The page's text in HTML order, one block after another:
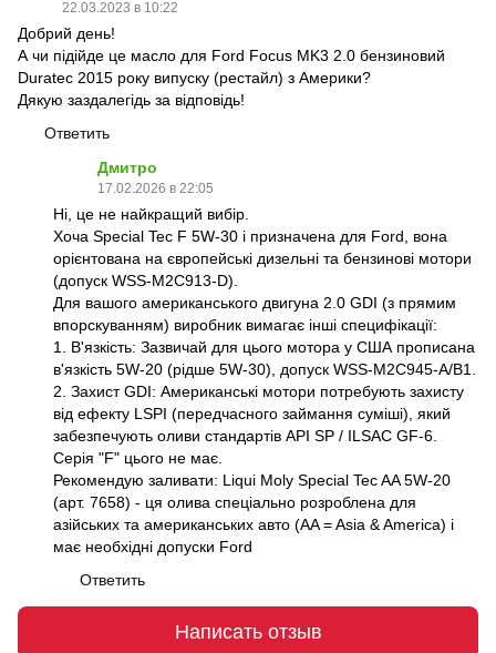
22.03.2023 в 10:22
Добрий день!
А чи підійде це масло для Ford Focus MK3 2.0 бензиновий
Duratec 2015 року випуску (рестайл) з Америки?
Дякую заздалегідь за відповідь!
Ответить
Дмитро
17.02.2026 в 22:05
Ні, це не найкращий вибір.
Хоча Special Tec F 5W-30 і призначена для Ford, вона
орієнтована на європейські дизельні та бензинові мотори
(допуск WSS-M2C913-D).
Для вашого американського двигуна 2.0 GDI (з прямим
впорскуванням) виробник вимагає інші специфікації:
1. В'язкість: Зазвичай для цього мотора у США прописана
в'язкість 5W-20 (рідше 5W-30), допуск WSS-M2C945-A/B1.
2. Захист GDI: Американські мотори потребують захисту
від ефекту LSPI (передчасного займання суміші), який
забезпечують оливи стандартів API SP / ILSAC GF-6.
Серія "F" цього не має.
Рекомендую заливати: Liqui Moly Special Tec AA 5W-20
(арт. 7658) - ця олива спеціально розроблена для
азійських та американських авто (AA = Asia & America) і
має необхідні допуски Ford
Ответить
Написать отзыв